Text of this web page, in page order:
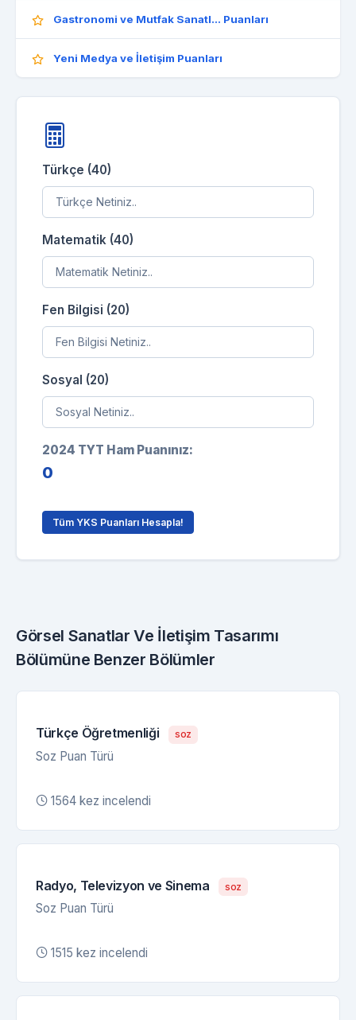
Gastronomi ve Mutfak Sanatl... Puanları
Yeni Medya ve İletişim Puanları
Türkçe (40)
Matematik (40)
Fen Bilgisi (20)
Sosyal (20)
2024 TYT Ham Puanınız:
0
Tüm YKS Puanları Hesapla!
Görsel Sanatlar Ve İletişim Tasarımı
Bölümüne Benzer Bölümler
Türkçe Öğretmenliği soz
Soz Puan Türü
1564 kez incelendi
Radyo, Televizyon ve Sinema soz
Soz Puan Türü
1515 kez incelendi